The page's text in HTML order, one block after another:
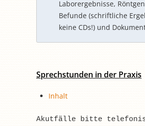
Laborergebnisse,
Befunde (schriftliche
keine CDs!) und
Sprechstunden in der Praxis
Inhalt
Akutfälle bitte